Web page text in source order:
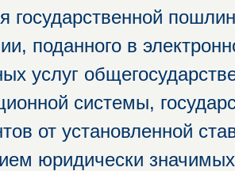
государственной
поданного в
услуг
системы,
от установленной
юридически